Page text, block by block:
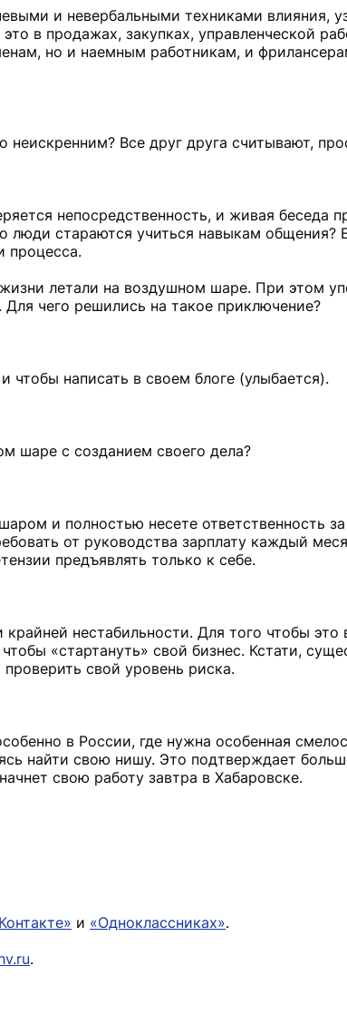
и невербальными техниками влияния,
в продажах, закупках, управленческой
но и наемным работникам, и
Все друг друга считывают,
непосредственность, и живая беседа
люди стараются учиться навыкам общения?
процесса.
летали на воздушном шаре. При этом
чего решились на такое приключение?
написать в своем блоге (улыбается).
шаре с созданием своего дела?
и полностью несете ответственность
от руководства зарплату каждый
предъявлять только к себе.
нестабильности. Для того чтобы
«стартануть» свой бизнес. Кстати,
свой уровень риска.
в России, где нужна особенная
найти свою нишу. Это подтверждает
свою работу завтра в Хабаровске.
и «Одноклассниках».
.